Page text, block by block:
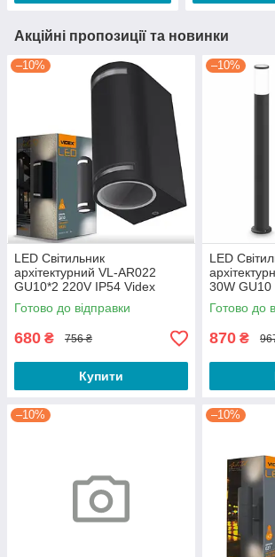
Акційні пропозиції та новинки
–10%
LED Світильник
архітектурний VL-AR022
GU10*2 220V IP54 Videx
Готово до відправки
680 ₴ 756 ₴
Купити
–10%
LED
30W GU10
Готово до
870 ₴
–10% –10%